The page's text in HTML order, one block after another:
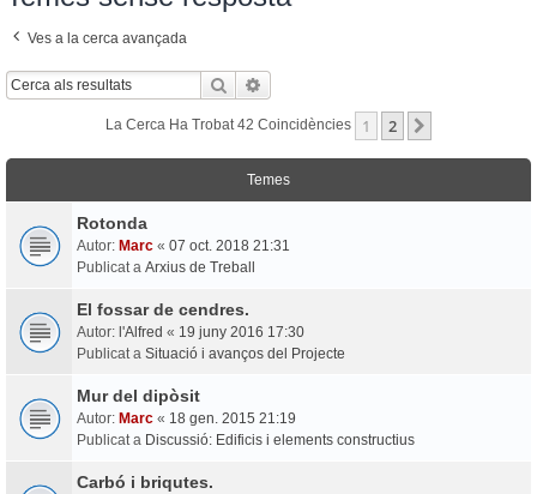
Ves a la cerca avançada
Cerca
La Cerca Ha Trobat 42 Coincidències 1 2
Temes
Rotonda
Autor: Marc « 07 oct. 2018 21:31
Publicat a Arxius de Treball
El fossar de cendres.
Autor: l'Alfred « 19 juny 2016 17:30
Publicat a Situació i avanços del Projecte
Mur del dipòsit
Autor: Marc « 18 gen. 2015 21:19
Publicat a Discussió: Edificis i elements constructius
Carbó i briqutes.